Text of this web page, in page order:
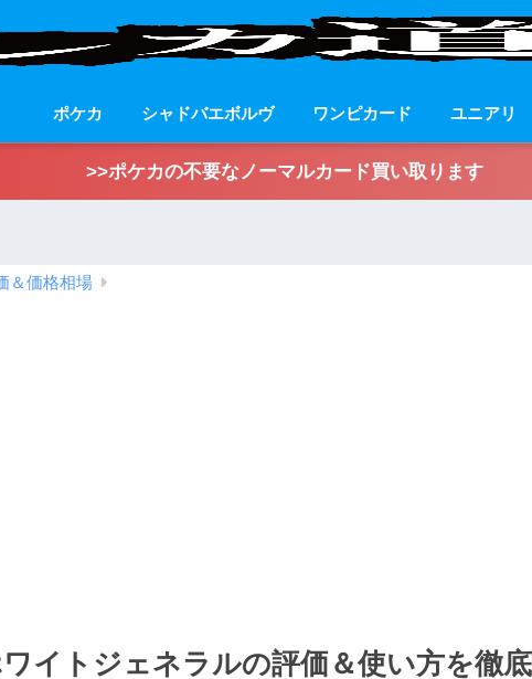
ポケカ シャドバエボルヴ ワンピカード ユニアリ
>>ポケカの不要なノーマルカード買い取ります
＆価格相場
イトジェネラルの評価＆使い方を徹